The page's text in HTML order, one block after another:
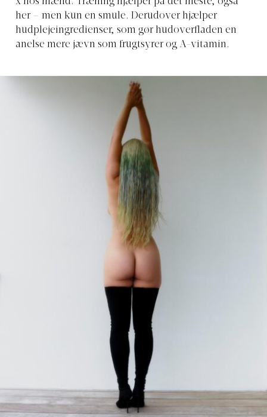
her – men kun en smule. Derudover hjælper
hudplejeingredienser, som gør hudoverfladen en
anelse mere jævn som frugtsyrer og A-vitamin.